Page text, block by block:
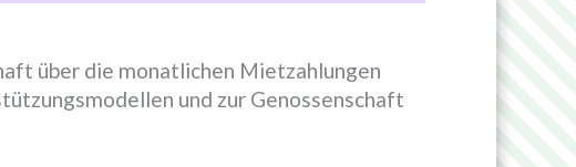
über die monatlichen Mietzahlungen
und zur Genossenschaft